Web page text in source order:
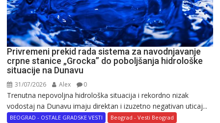
Privremeni prekid rada sistema za navodnjavanje
crpne stanice „Grocka” do poboljšanja hidrološke
situacije na Dunavu
31/07/2026 Alex 0
Trenutna nepovoljna hidrološka situacija i rekordno nizak
vodostaj na Dunavu imaju direktan i izuzetno negativan uticaj...
BEOGRAD - OSTALE GRADSKE VESTI Beograd - Vesti Beograd